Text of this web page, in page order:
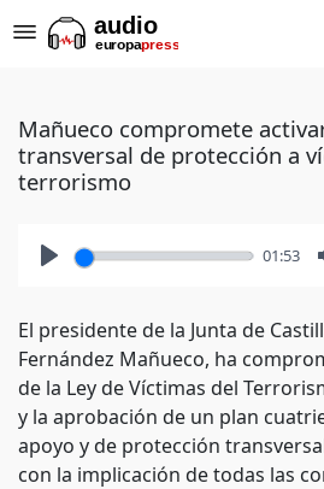
Mañueco compromete
transversal de protección a
terrorismo
01:53
El presidente de la Junta de
Fernández Mañueco, ha
de la Ley de Víctimas del
y la aprobación de un plan
apoyo y de protección
con la implicación de todas las